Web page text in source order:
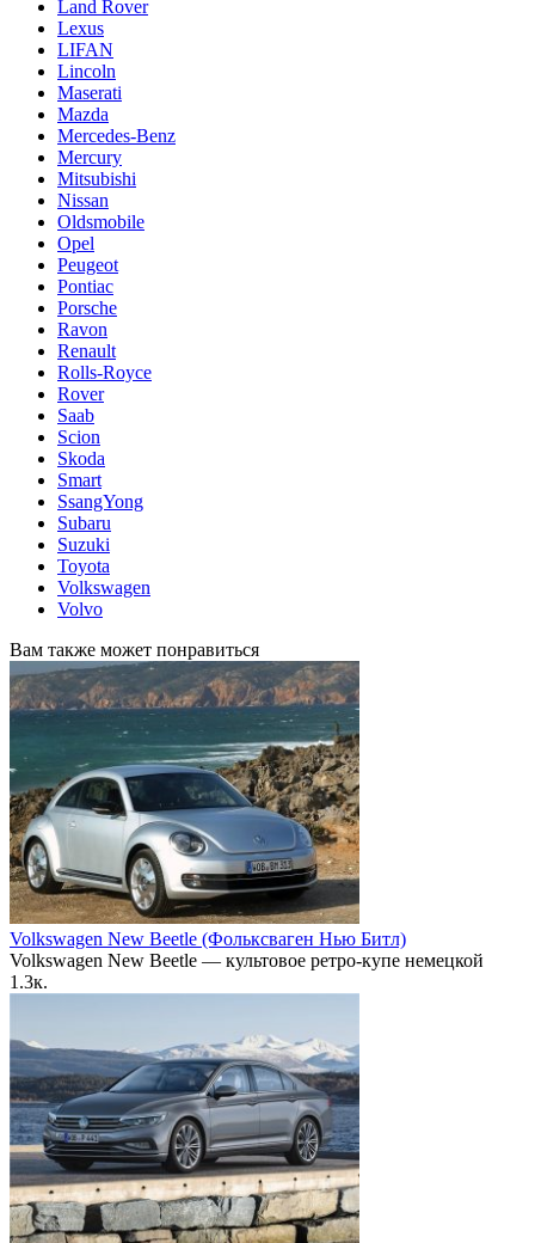
Land Rover
Lexus
LIFAN
Lincoln
Maserati
Mazda
Mercedes-Benz
Mercury
Mitsubishi
Nissan
Oldsmobile
Opel
Peugeot
Pontiac
Porsche
Ravon
Renault
Rolls-Royce
Rover
Saab
Scion
Skoda
Smart
SsangYong
Subaru
Suzuki
Toyota
Volkswagen
Volvo
Вам также может понравиться
Volkswagen New Beetle (Фольксваген Нью Битл)
Volkswagen New Beetle — культовое ретро-купе немецкой
1.3к.